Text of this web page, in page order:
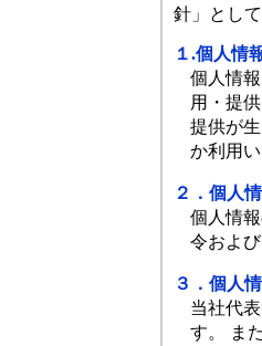
針」とし
１.個人情
個人情
用・提
提供が
か利用
２．個人
個人情
令およ
３．個人
当社代
す。 ま